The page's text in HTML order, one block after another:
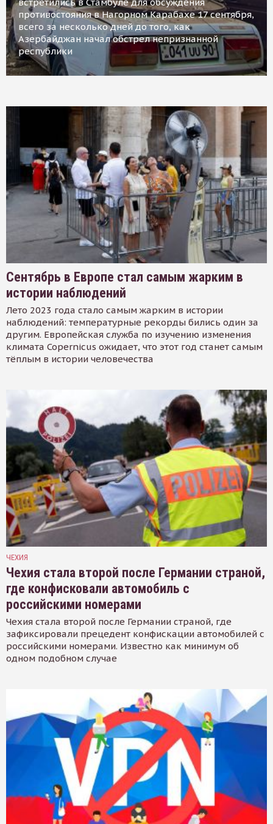
противостояния в Нагорном Карабахе 17 сентября,
всего за несколько дней до того, как
Азербайджан начал обстрел непризнанной
республики
Сентябрь в Европе стал самым жарким в
истории наблюдений
Лето 2023 года стало самым жарким в истории
наблюдений: температурные рекорды бились один за
другим. Европейская служба по изучению изменения
климата Copernicus ожидает, что этот год станет самым
тёплым в истории человечества
ЧЕХИЯ
Чехия стала второй после Германии страной,
где конфисковали автомобиль с
российскими номерами
Чехия стала второй после Германии страной, где
зафиксировали прецедент конфискации автомобилей с
российскими номерами. Известно как минимум об
одном подобном случае